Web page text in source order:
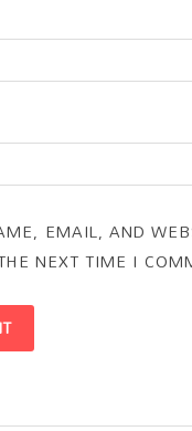
EMAIL, AND
NEXT TIME I